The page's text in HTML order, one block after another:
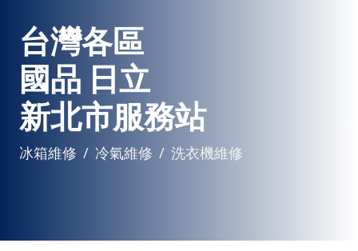
台灣各區
國品 日立
新北市服務站
冰箱維修 冷氣維修 洗衣機維修